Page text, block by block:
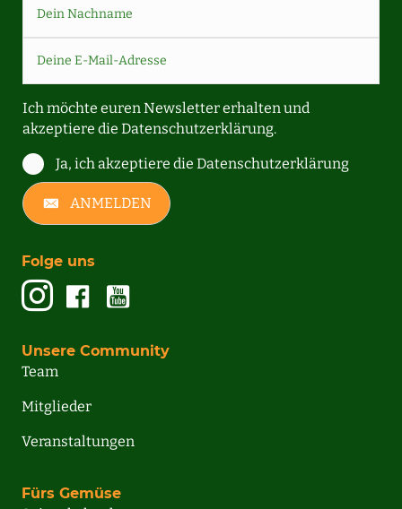
Ich möchte euren Newsletter erhalten und
akzeptiere die Datenschutzerklärung.
Ja, ich akzeptiere die Datenschutzerklärung
ANMELDEN
Folge uns
Unsere Community
Team
Mitglieder
Veranstaltungen
Fürs Gemüse